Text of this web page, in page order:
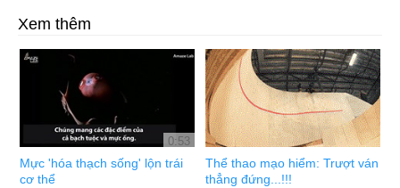
Xem thêm
0:53
Mực 'hóa thạch sống' lộn trái
cơ thể
Thể thao mạo hiểm: Trượt ván
thẳng đứng...!!!